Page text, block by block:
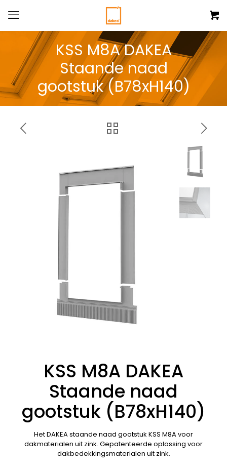
KSS M8A DAKEA
Staande naad
gootstuk (B78xH140)
KSS M8A DAKEA
Staande naad
gootstuk (B78xH140)
Het DAKEA staande naad gootstuk KSS M8A voor
dakmaterialen uit zink. Gepatenteerde oplossing voor
dakbedekkingsmaterialen uit zink.